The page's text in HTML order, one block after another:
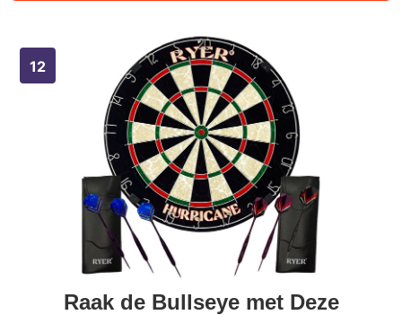
Raak de Bullseye met Deze